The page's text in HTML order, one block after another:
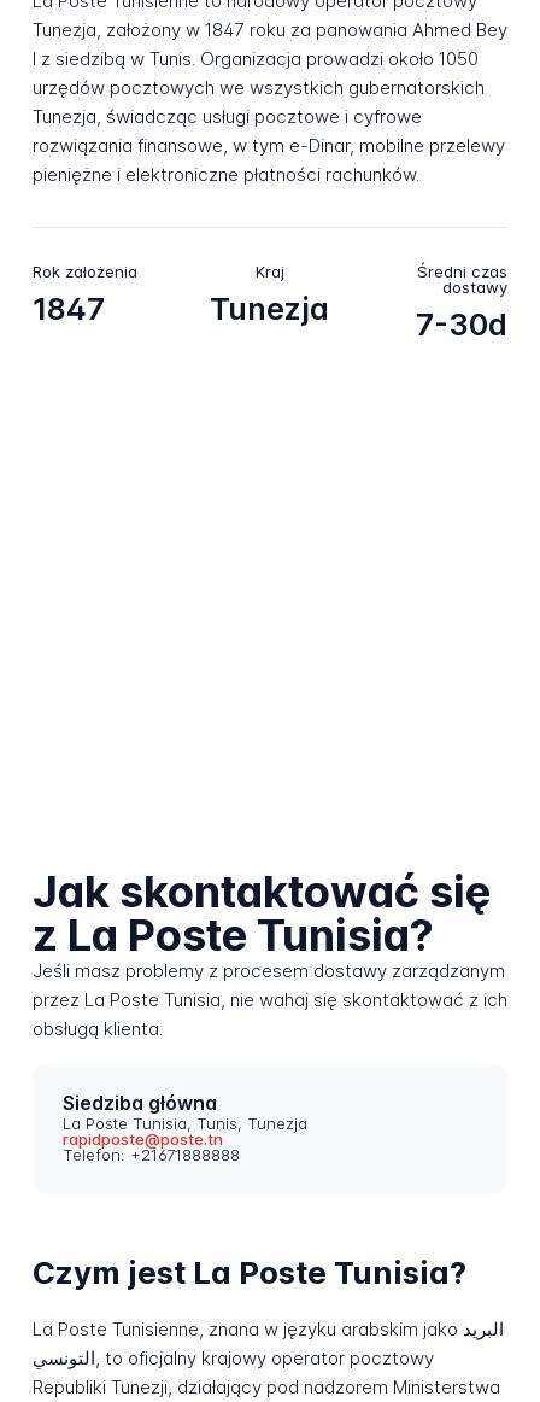
Tunezja, założony w 1847 roku za panowania Ahmed Bey
I z siedzibą w Tunis. Organizacja prowadzi około 1050
urzędów pocztowych we wszystkich gubernatorskich
Tunezja, świadcząc usługi pocztowe i cyfrowe
rozwiązania finansowe, w tym e-Dinar, mobilne przelewy
pieniężne i elektroniczne płatności rachunków.
Rok założenia
1847
Kraj
Tunezja
Średni czas
dostawy
7-30d
Jak skontaktować się
z La Poste Tunisia?
Jeśli masz problemy z procesem dostawy zarządzanym
przez La Poste Tunisia, nie wahaj się skontaktować z ich
obsługą klienta.
Siedziba główna
La Poste Tunisia, Tunis, Tunezja
rapidposte@poste.tn
Telefon: +21671888888
Czym jest La Poste Tunisia?
La Poste Tunisienne, znana w języku arabskim jako البريد
التونسي, to oficjalny krajowy operator pocztowy
Republiki Tunezji, działający pod nadzorem Ministerstwa